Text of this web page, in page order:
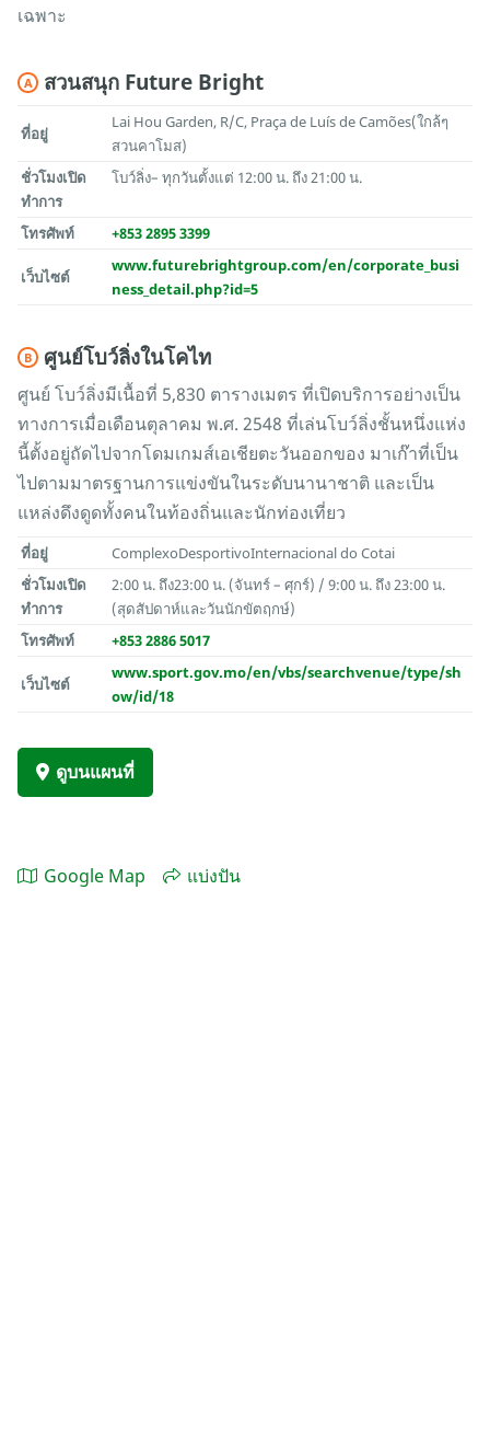
เฉพาะ
A สวนสนุก Future Bright
ที่อยู่
Lai Hou Garden, R/C, Praça de Luís de Camões(ใกล้ๆ
สวนคาโมส)
ชั่วโมงเปิด
ทำการ
โบว์ลิ่ง– ทุกวันตั้งแต่ 12:00 น. ถึง 21:00 น.
โทรศัพท์ +853 2895 3399
เว็บไซต์
www.futurebrightgroup.com/en/corporate_busi
ness_detail.php?id=5
B ศูนย์โบว์ลิ่งในโคไท
ศูนย์ โบว์ลิ่งมีเนื้อที่ 5,830 ตารางเมตร ที่เปิดบริการอย่างเป็น
ทางการเมื่อเดือนตุลาคม พ.ศ. 2548 ที่เล่นโบว์ลิ่งชั้นหนึ่งแห่ง
นี้ตั้งอยู่ถัดไปจากโดมเกมส์เอเชียตะวันออกของ มาเก๊าที่เป็น
ไปตามมาตรฐานการแข่งขันในระดับนานาชาติ และเป็น
แหล่งดึงดูดทั้งคนในท้องถิ่นและนักท่องเที่ยว
ที่อยู่
ComplexoDesportivoInternacional do Cotai
ชั่วโมงเปิด
ทำการ
2:00 น. ถึง23:00 น. (จันทร์ – ศุกร์) / 9:00 น. ถึง 23:00 น.
(สุดสัปดาห์และวันนักขัตฤกษ์)
โทรศัพท์
+853 2886 5017
เว็บไซต์
www.sport.gov.mo/en/vbs/searchvenue/type/sh
ow/id/18
ดูบนแผนที่
Google Map แบ่งปัน